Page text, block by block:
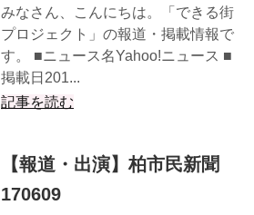
みなさん、こんにちは。「できる街
プロジェクト」の報道・掲載情報で
す。 ■ニュース名Yahoo!ニュース ■
掲載日201...
記事を読む
【報道・出演】柏市民新聞
170609